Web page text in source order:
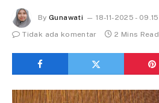
By Gunawati
18-11-2025 - 09.15
Tidak ada komentar
2 Mins Read